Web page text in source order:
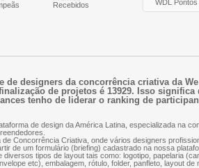
Recebidos
WDL Pontos
de designers da concorrência criativa da
de projetos é 13929. Isso significa
tenho de liderar o ranking de
de design da América Latina, especializada na
de Concorrência Criativa, onde vários designers
de um formulário (briefing) cadastrado na nossa
tipos de layout tais como: logotipo, papelaria
etc), embalagem, rótulo, folder, panfleto, layout de